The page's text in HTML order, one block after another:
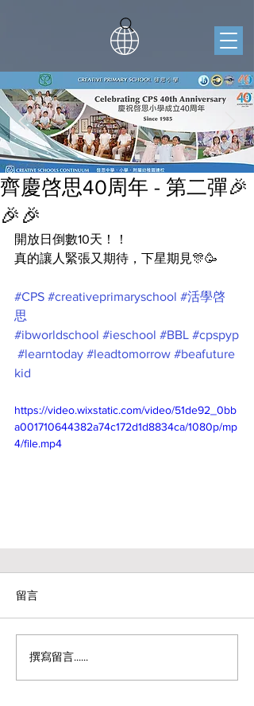
齊慶啓思40周年 - 第二彈🎉
🎉🎉
開放日倒數10天！！
真的讓人緊張又期待，下星期見🎊🥳
#CPS #creativeprimaryschool #活學啓
思
#ibworldschool #ieschool #BBL #cpspyp
#learntoday #leadtomorrow #beafuture
kid
https://video.wixstatic.com/video/51de92_0bb
a001710644382a74c172d1d8834ca/1080p/mp
4/file.mp4
留言
撰寫留言......